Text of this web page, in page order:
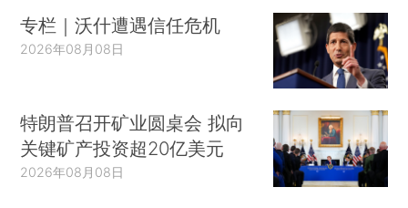
专栏｜沃什遭遇信任危机
2026年08月08日
特朗普召开矿业圆桌会 拟向
关键矿产投资超20亿美元
2026年08月08日